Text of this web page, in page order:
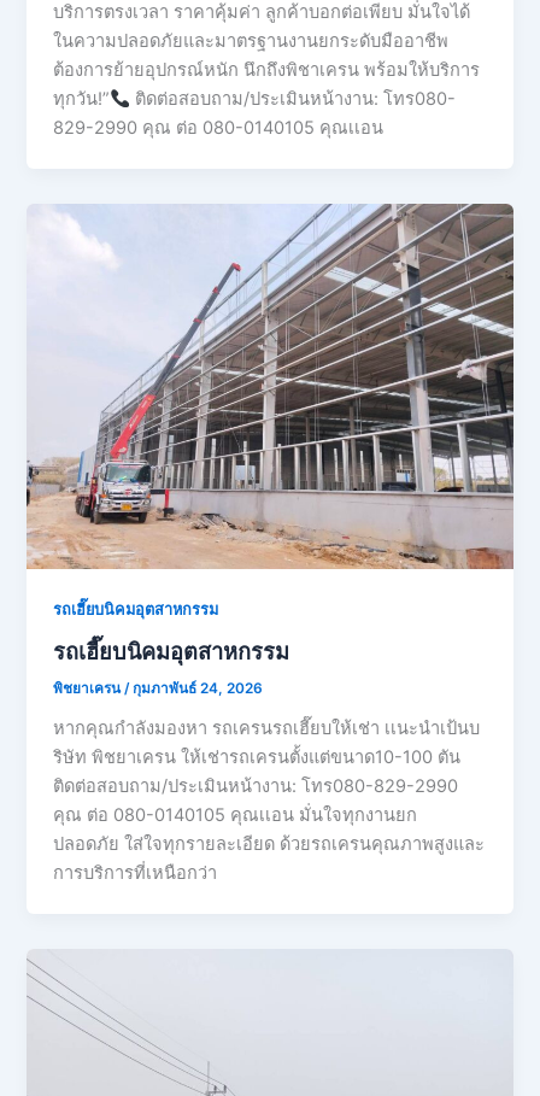
บริการตรงเวลา ราคาคุ้มค่า ลูกค้าบอกต่อเพียบ มั่นใจได้
ในความปลอดภัยและมาตรฐานงานยกระดับมืออาชีพ
ต้องการย้ายอุปกรณ์หนัก นึกถึงพิชาเครน พร้อมให้บริการ
ทุกวัน!”
ติดต่อสอบถาม/ประเมินหน้างาน: โทร080-
829-2990 คุณ ต่อ 080-0140105 คุณเเอน
รถเฮี๊ยบนิคมอุตสาหกรรม
รถเฮี๊ยบนิคมอุตสาหกรรม
พิชยาเครน/กุมภาพันธ์ 24, 2026
หากคุณกำลังมองหา รถเครนรถเฮี๊ยบให้เช่า เเนะนำเป้นบ
ริษัท พิชยาเครน ให้เช่ารถเครนตั้งแต่ขนาด10-100 ตัน
ติดต่อสอบถาม/ประเมินหน้างาน: โทร080-829-2990
คุณ ต่อ 080-0140105 คุณเเอน มั่นใจทุกงานยก
ปลอดภัย ใส่ใจทุกรายละเอียด ด้วยรถเครนคุณภาพสูงและ
การบริการที่เหนือกว่า